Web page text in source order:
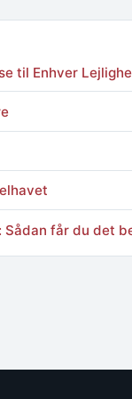
til Enhver
får du det